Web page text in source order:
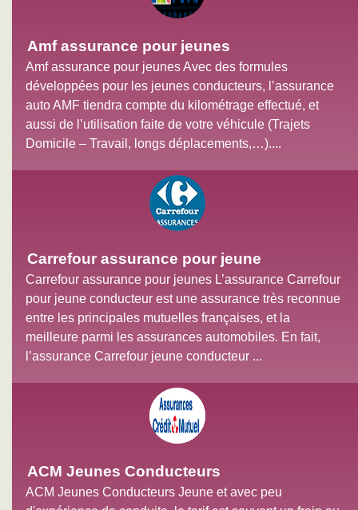
Amf assurance pour jeunes
Amf assurance pour jeunes Avec des formules
développées pour les jeunes conducteurs, l’assurance
auto AMF tiendra compte du kilométrage effectué, et
aussi de l’utilisation faite de votre véhicule (Trajets
Domicile – Travail, longs déplacements,…)....
Carrefour assurance pour jeune
Carrefour assurance pour jeunes L’assurance Carrefour
pour jeune conducteur est une assurance très reconnue
entre les principales mutuelles françaises, et la
meilleure parmi les assurances automobiles. En fait,
l’assurance Carrefour jeune conducteur ...
ACM Jeunes Conducteurs
ACM Jeunes Conducteurs Jeune et avec peu